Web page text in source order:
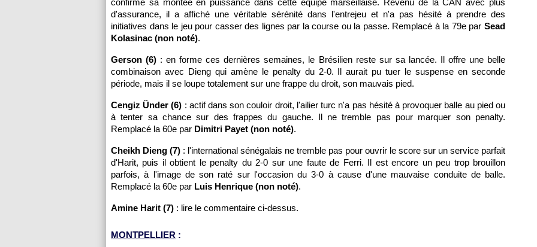
confirmé sa montée en puissance dans cette équipe marseillaise. Revenu de la CAN avec plus
d'assurance, il a affiché une véritable sérénité dans l'entrejeu et n'a pas hésité à prendre des
initiatives dans le jeu pour casser des lignes par la course ou la passe. Remplacé à la 79e par Sead
Kolasinac (non noté).
Gerson (6) : en forme ces dernières semaines, le Brésilien reste sur sa lancée. Il offre une belle
combinaison avec Dieng qui amène le penalty du 2-0. Il aurait pu tuer le suspense en seconde
période, mais il se loupe totalement sur une frappe du droit, son mauvais pied.
Cengiz Ünder (6) : actif dans son couloir droit, l'ailier turc n'a pas hésité à provoquer balle au pied ou
à tenter sa chance sur des frappes du gauche. Il ne tremble pas pour marquer son penalty.
Remplacé la 60e par Dimitri Payet (non noté).
Cheikh Dieng (7) : l'international sénégalais ne tremble pas pour ouvrir le score sur un service parfait
d'Harit, puis il obtient le penalty du 2-0 sur une faute de Ferri. Il est encore un peu trop brouillon
parfois, à l'image de son raté sur l'occasion du 3-0 à cause d'une mauvaise conduite de balle.
Remplacé la 60e par Luis Henrique (non noté).
Amine Harit (7) : lire le commentaire ci-dessus.
MONTPELLIER :